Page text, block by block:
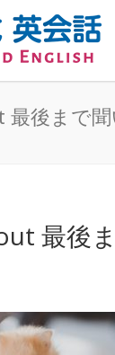
後まで聞
最後